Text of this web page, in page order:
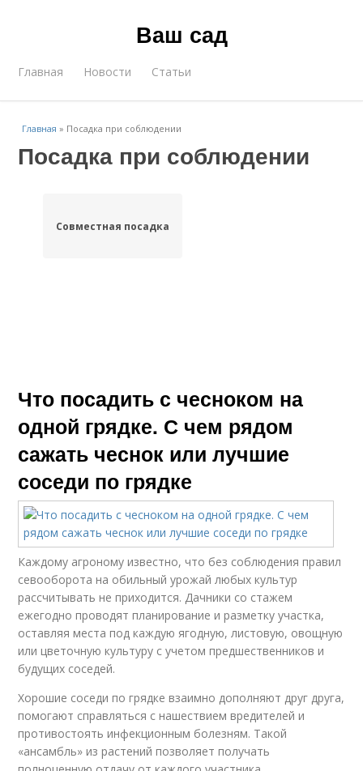
Ваш сад
Главная Новости Статьи
Главная » Посадка при соблюдении
Посадка при соблюдении
Совместная посадка
Что посадить с чесноком на
одной грядке. С чем рядом
сажать чеснок или лучшие
соседи по грядке
Каждому агроному известно, что без соблюдения правил
севооборота на обильный урожай любых культур
рассчитывать не приходится. Дачники со стажем
ежегодно проводят планирование и разметку участка,
оставляя места под каждую ягодную, листовую, овощную
или цветочную культуру с учетом предшественников и
будущих соседей.
Хорошие соседи по грядке взаимно дополняют друг друга,
помогают справляться с нашествием вредителей и
противостоять инфекционным болезням. Такой
«ансамбль» из растений позволяет получать